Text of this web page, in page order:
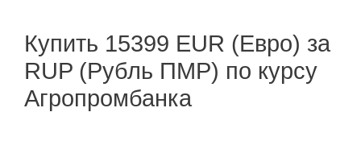
Купить 15399 EUR (Евро) за
RUP (Рубль ПМР) по курсу
Агропромбанка